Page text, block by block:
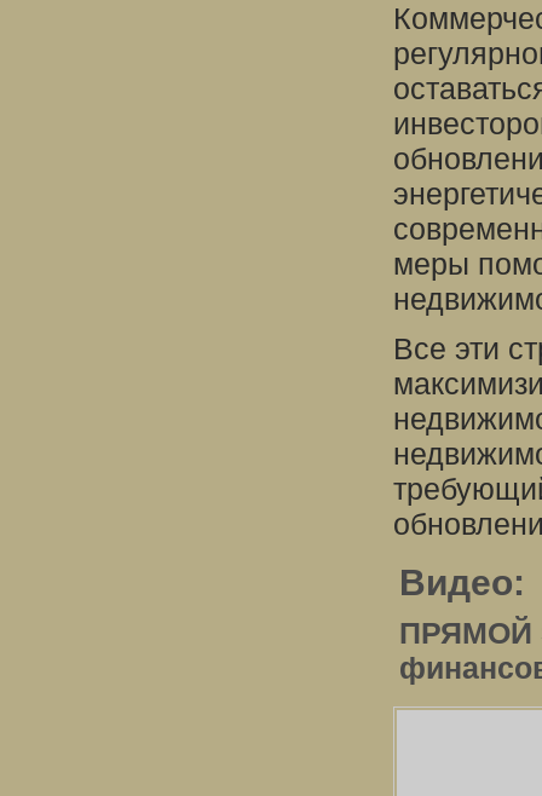
меры
Все эти
Видео:
ПРЯМОЙ